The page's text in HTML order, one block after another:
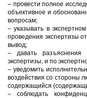
– провести полное
объективное и
вопросам;
– указывать в
проведения экспертизы
вывод;
– давать
экспертизы, и по
– уведомить
воздействия со стороны
содержащийся
– соблюдать